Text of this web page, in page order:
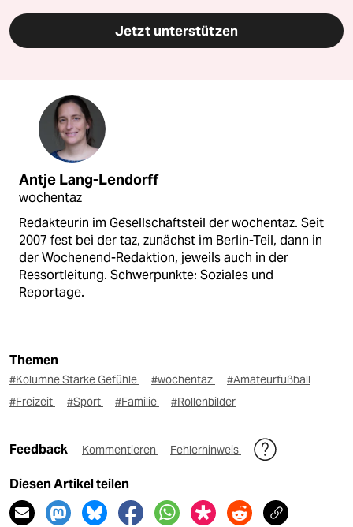
Jetzt unterstützen
Antje Lang-Lendorff
wochentaz
Redakteurin im Gesellschaftsteil der wochentaz. Seit
2007 fest bei der taz, zunächst im Berlin-Teil, dann in
der Wochenend-Redaktion, jeweils auch in der
Ressortleitung. Schwerpunkte: Soziales und
Reportage.
Themen
#Kolumne Starke Gefühle #wochentaz
#Amateurfußball
#Freizeit
#Sport #Familie #Rollenbilder
Feedback Kommentieren Fehlerhinweis
Diesen Artikel teilen